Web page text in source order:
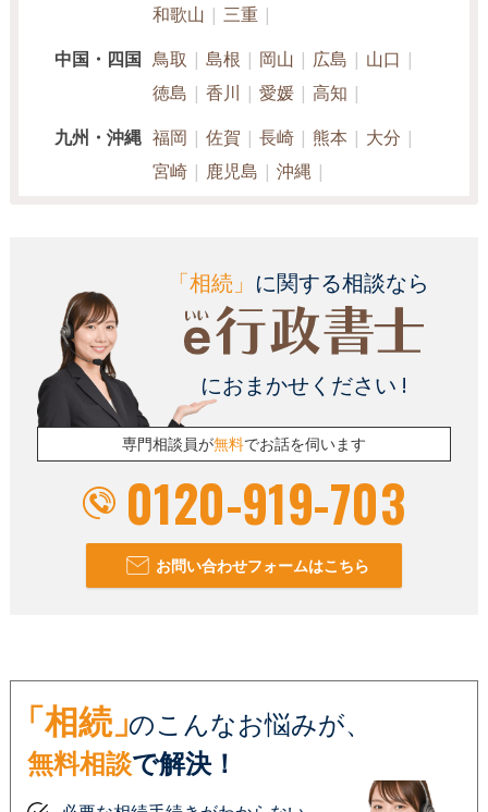
和歌山
三重
中国・四国 鳥取 島根 岡山 広島
山口
徳島
香川 愛媛
高知
九州・沖縄 福岡 佐賀 長崎 熊本
大分
宮崎
鹿児島 沖縄
「相続」 に関する相談なら
におまかせください !
専門相談員が無料でお話を伺います
0120-919-703
お問い合わせフォームはこちら
「相続」のこんなお悩みが、
無料相談で解決！